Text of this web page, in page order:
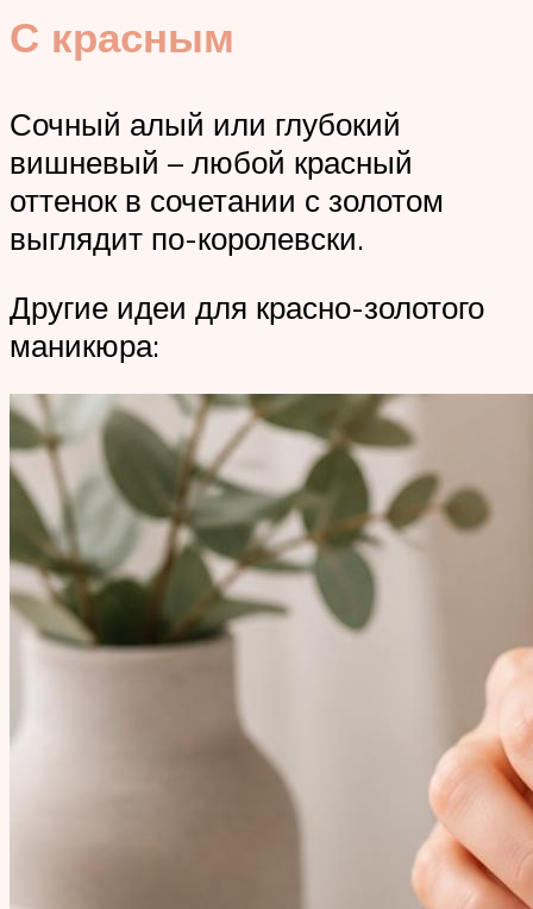
С красным
Сочный алый или глубокий
вишневый – любой красный
оттенок в сочетании с золотом
выглядит по-королевски.
Другие идеи для красно-золотого
маникюра: